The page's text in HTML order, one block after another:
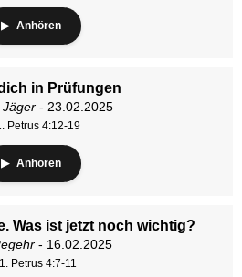
Anhören
in Prüfungen
- 23.02.2025
Petrus 4:12-19
Anhören
Was ist jetzt noch wichtig?
- 16.02.2025
1. Petrus 4:7-11